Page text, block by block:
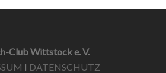
Club Wittstock e. V.
I DATENSCHUTZ